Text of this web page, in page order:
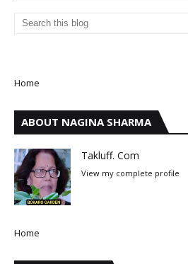
Home
ABOUT NAGINA SHARMA
Takluff. Com
View my complete profile
Home